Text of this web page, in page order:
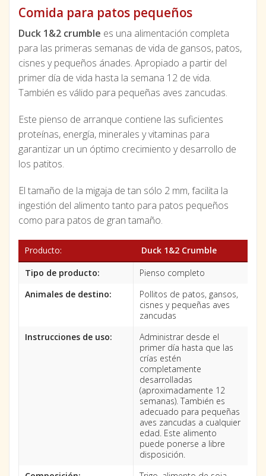
Comida para patos pequeños
Duck 1&2 crumble es una alimentación completa
para las primeras semanas de vida de gansos, patos,
cisnes y pequeños ánades. Apropiado a partir del
primer día de vida hasta la semana 12 de vida.
También es válido para pequeñas aves zancudas.
Este pienso de arranque contiene las suficientes
proteínas, energía, minerales y vitaminas para
garantizar un un óptimo crecimiento y desarrollo de
los patitos.
El tamaño de la migaja de tan sólo 2 mm, facilita la
ingestión del alimento tanto para patos pequeños
como para patos de gran tamaño.
Producto:
Duck 1&2 Crumble
Tipo de producto:
Pienso completo
Animales de destino:
Pollitos de patos, gansos,
cisnes y pequeñas aves
zancudas
Instrucciones de uso:
Administrar desde el
primer día hasta que las
crías estén
completamente
desarrolladas
(aproximadamente 12
semanas). También es
adecuado para pequeñas
aves zancudas a cualquier
edad. Este alimento
puede ponerse a libre
disposición.